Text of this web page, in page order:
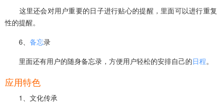
这里还会对用户重要的日子进行贴心的提醒，里面可以进行重复
性的提醒。
6、 备忘录
里面还有用户的随身备忘录，方便用户轻松的安排自己的日程。
应用特色
1、文化传承